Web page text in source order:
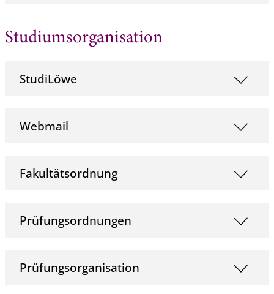
Studiumsorganisation
StudiLöwe
Webmail
Fakultätsordnung
Prüfungsordnungen
Prüfungsorganisation